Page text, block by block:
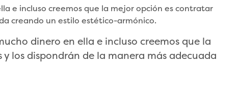
e incluso creemos que la mejor opción es contratar
creando un estilo estético-armónico.
dinero en ella e incluso creemos que la
los dispondrán de la manera más adecuada